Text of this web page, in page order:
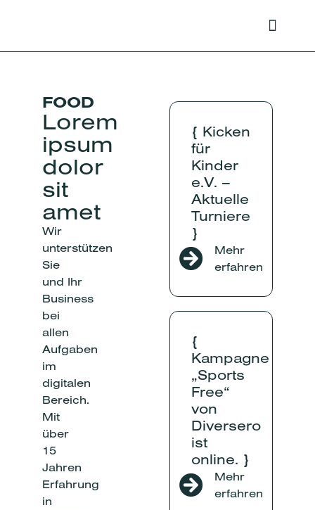
FOOD
Lorem
ipsum
dolor
sit
amet
Wir
unterstützen
Sie
und Ihr
Business
bei
allen
Aufgaben
im
digitalen
Bereich.
Mit
über
15
Jahren
Erfahrung
in
{ Kicken
für
Kinder
e.V. –
Aktuelle
Turniere
}
Mehr
erfahren
{
Kampagne
„Sports
Free“
von
Diversero
ist
online. }
Mehr
erfahren